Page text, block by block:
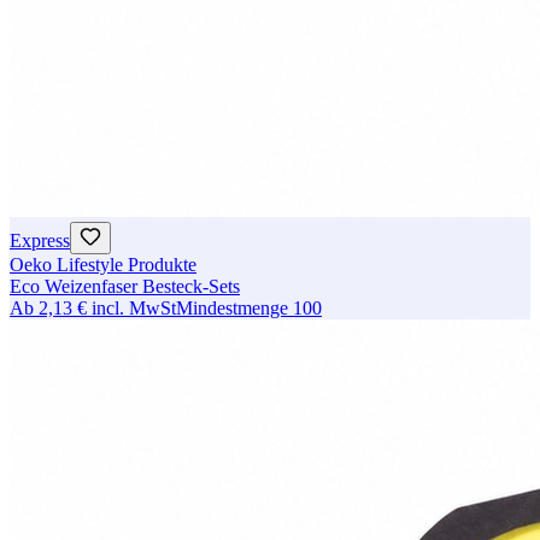
Express
Oeko Lifestyle Produkte
Eco Weizenfaser Besteck-Sets
Ab 2,13 € incl. MwStMindestmenge 100